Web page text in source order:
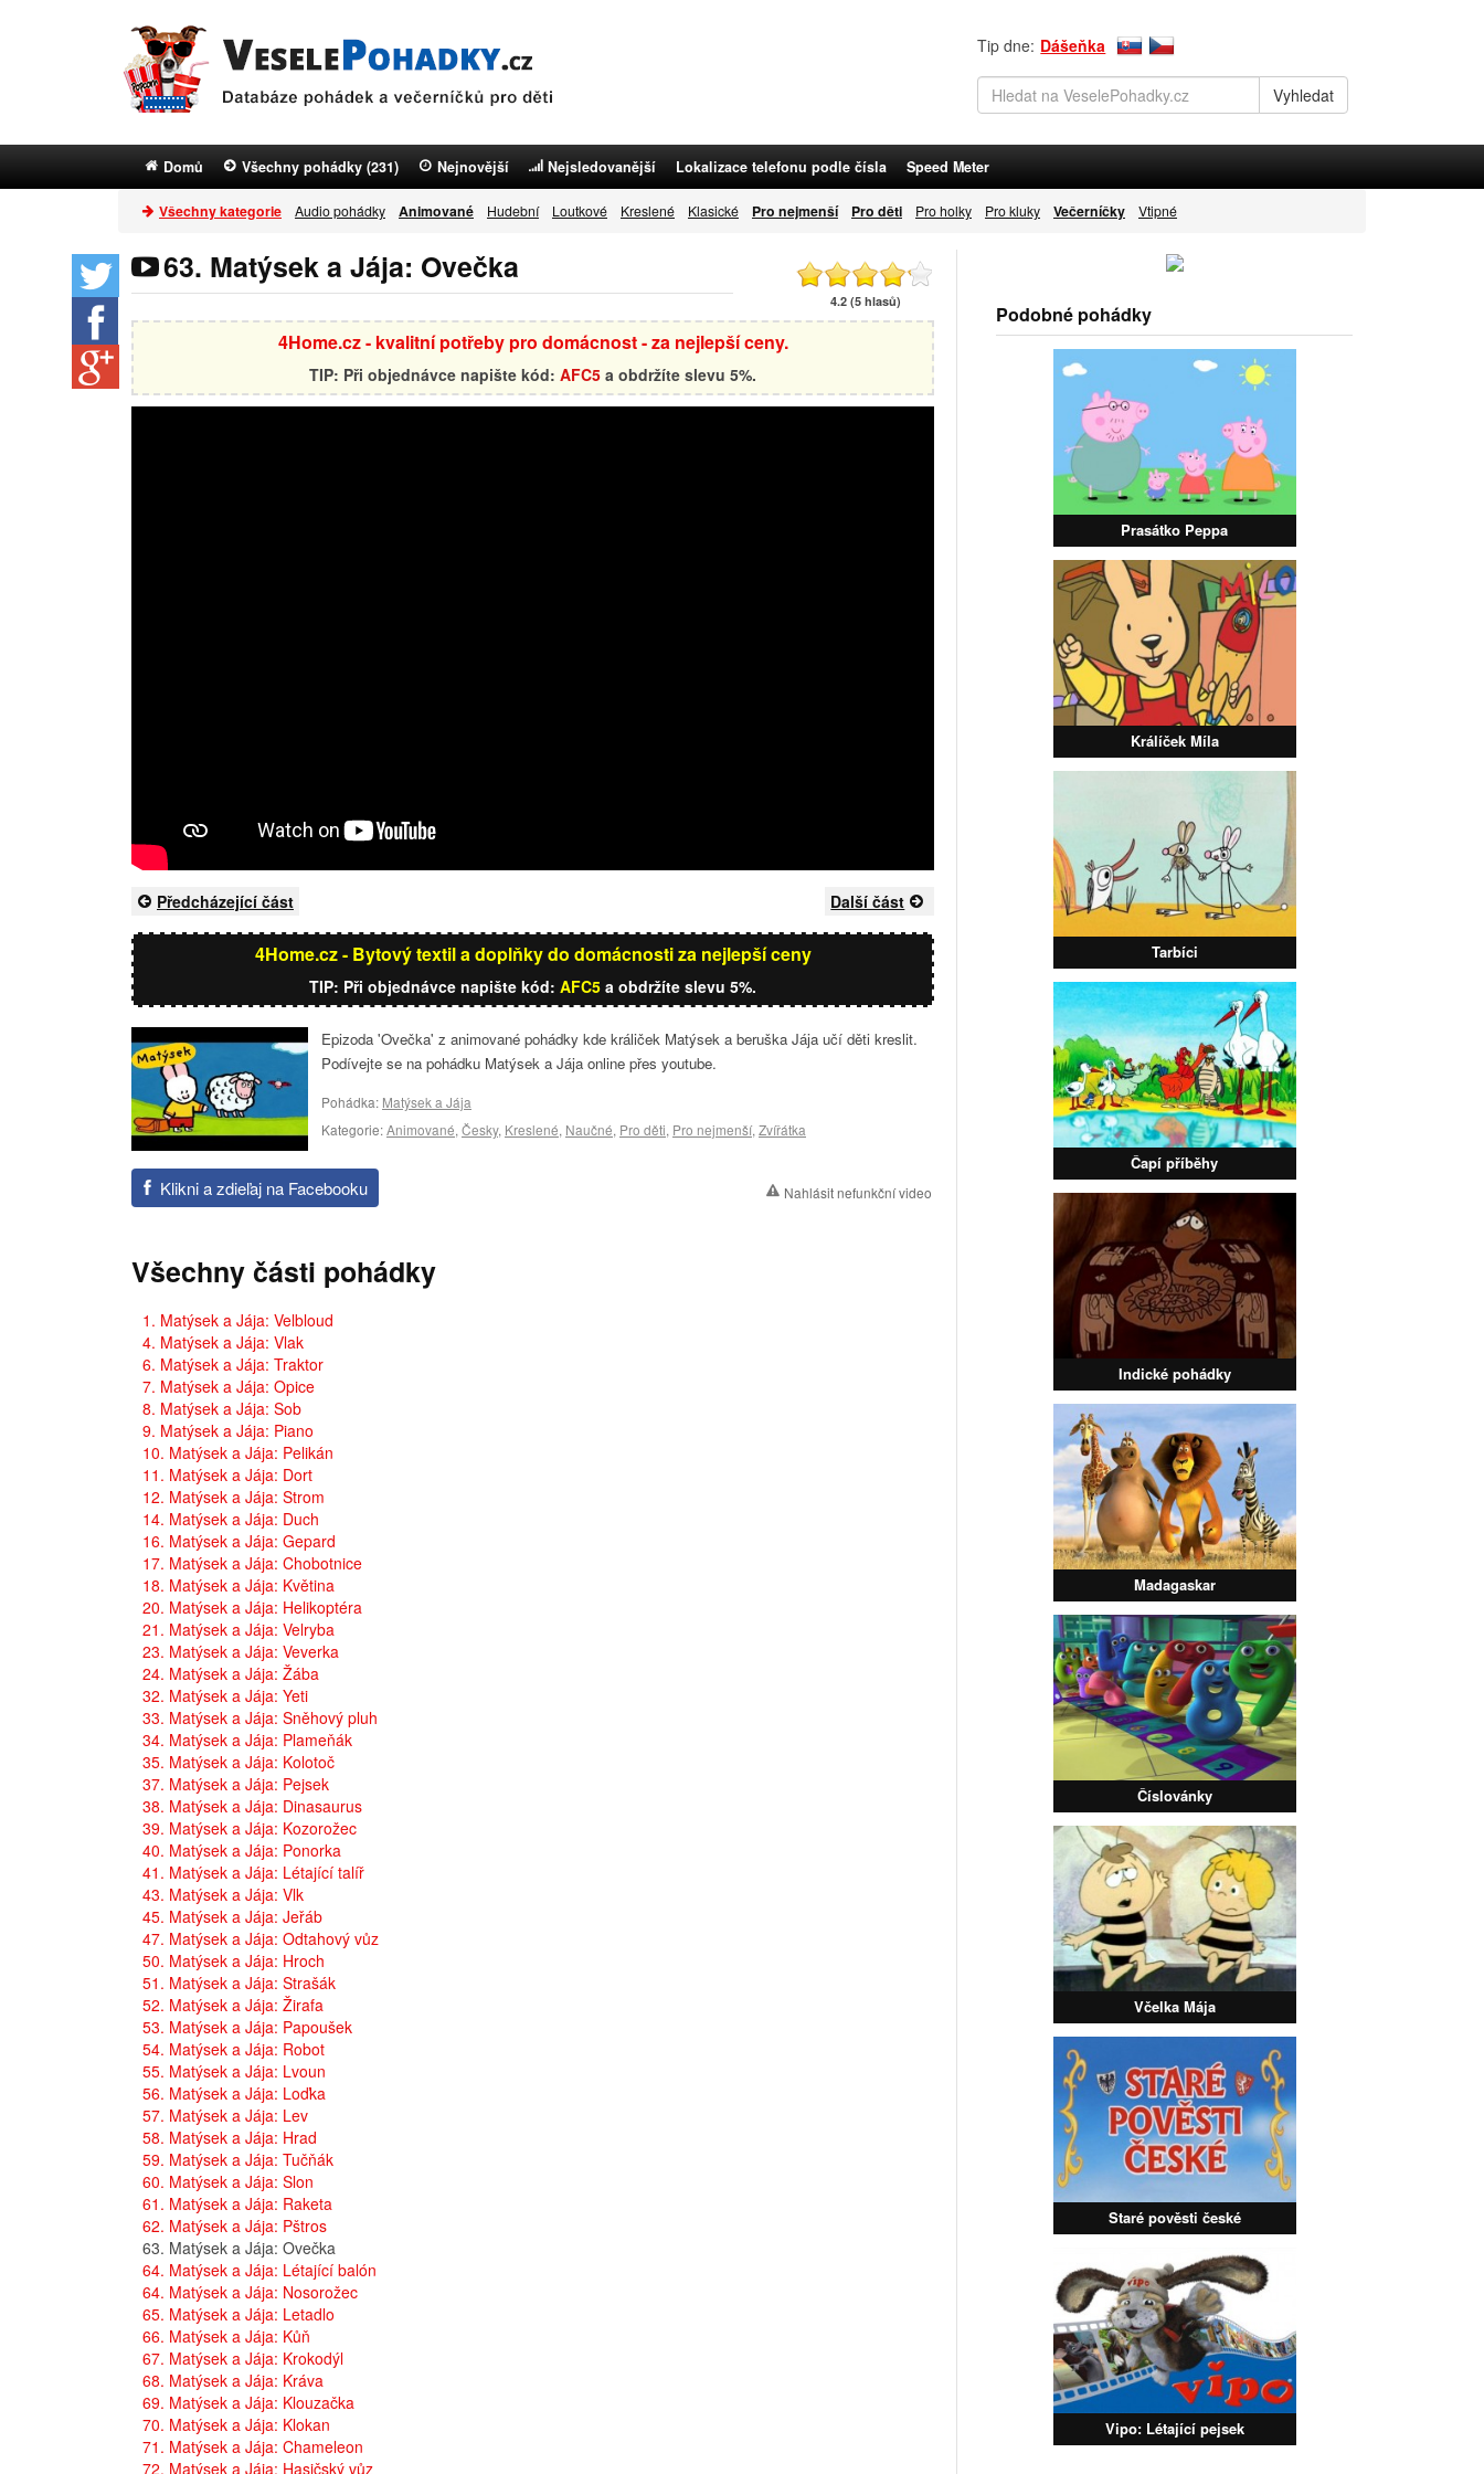
Tip dne: Dášeňka
Domů Všechny pohádky (231) Nejnovější Nejsledovanější Lokalizace telefonu podle čísla Speed Meter
Všechny kategorie Audio pohádky Animované Hudební Loutkové Kreslené Klasické Pro nejmenší Pro děti Pro holky Pro kluky Večerníčky Vtipné
63. Matýsek a Jája: Ovečka
4.2 (5 hlasů)
4Home.cz - kvalitní potřeby pro domácnost - za nejlepší ceny.
TIP: Při objednávce napište kód:AFC5 a obdržíte slevu 5%.
Předcházející část Další část
4Home.cz - Bytový textil a doplňky do domácnosti za nejlepší ceny
TIP: Při objednávce napište kód:AFC5 a obdržíte slevu 5%.
Epizoda 'Ovečka' z animované pohádky kde králiček Matýsek a beruška Jája učí děti kreslit.
Podívejte se na pohádku Matýsek a Jája online přes youtube.
Pohádka: Matýsek a Jája
Kategorie:Animované, Česky, Kreslené, Naučné, Pro děti, Pro nejmenší, Zvířátka
Klikni a zdieľaj na Facebooku Nahlásit nefunkční video
Všechny části pohádky
1. Matýsek a Jája: Velbloud
4. Matýsek a Jája: Vlak
6. Matýsek a Jája: Traktor
7. Matýsek a Jája: Opice
8. Matýsek a Jája: Sob
9. Matýsek a Jája: Piano
10. Matýsek a Jája: Pelikán
11. Matýsek a Jája: Dort
12. Matýsek a Jája: Strom
14. Matýsek a Jája: Duch
16. Matýsek a Jája: Gepard
17. Matýsek a Jája: Chobotnice
18. Matýsek a Jája: Květina
20. Matýsek a Jája: Helikoptéra
21. Matýsek a Jája: Velryba
23. Matýsek a Jája: Veverka
24. Matýsek a Jája: Žába
32. Matýsek a Jája: Yeti
33. Matýsek a Jája: Sněhový pluh
34. Matýsek a Jája: Plameňák
35. Matýsek a Jája: Kolotoč
37. Matýsek a Jája: Pejsek
38. Matýsek a Jája: Dinasaurus
39. Matýsek a Jája: Kozorožec
40. Matýsek a Jája: Ponorka
41. Matýsek a Jája: Létající talíř
43. Matýsek a Jája: Vlk
45. Matýsek a Jája: Jeřáb
47. Matýsek a Jája: Odtahový vůz
50. Matýsek a Jája: Hroch
51. Matýsek a Jája: Strašák
52. Matýsek a Jája: Žirafa
53. Matýsek a Jája: Papoušek
54. Matýsek a Jája: Robot
55. Matýsek a Jája: Lvoun
56. Matýsek a Jája: Loďka
57. Matýsek a Jája: Lev
58. Matýsek a Jája: Hrad
59. Matýsek a Jája: Tučňák
60. Matýsek a Jája: Slon
61. Matýsek a Jája: Raketa
62. Matýsek a Jája: Pštros
63. Matýsek a Jája: Ovečka
64. Matýsek a Jája: Létající balón
64. Matýsek a Jája: Nosorožec
65. Matýsek a Jája: Letadlo
66. Matýsek a Jája: Kůň
67. Matýsek a Jája: Krokodýl
68. Matýsek a Jája: Kráva
69. Matýsek a Jája: Klouzačka
70. Matýsek a Jája: Klokan
71. Matýsek a Jája: Chameleon
72. Matýsek a Jája: Hasičský vůz
Podobné pohádky
Prasátko Peppa
Králíček Míla
Tarbíci
Čapí příběhy
Indické pohádky
Madagaskar
Číslovánky
Včelka Mája
Staré pověsti české
Vipo: Létající pejsek